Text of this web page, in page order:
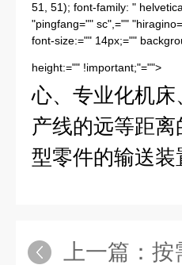
51, 51); font-family: "
"pingfang="" sc",=""
font-size:="" 14px;=""
height:="" !important;"="">
心、专业化机
产线的远等距
型零件的输送装
上一篇： 按